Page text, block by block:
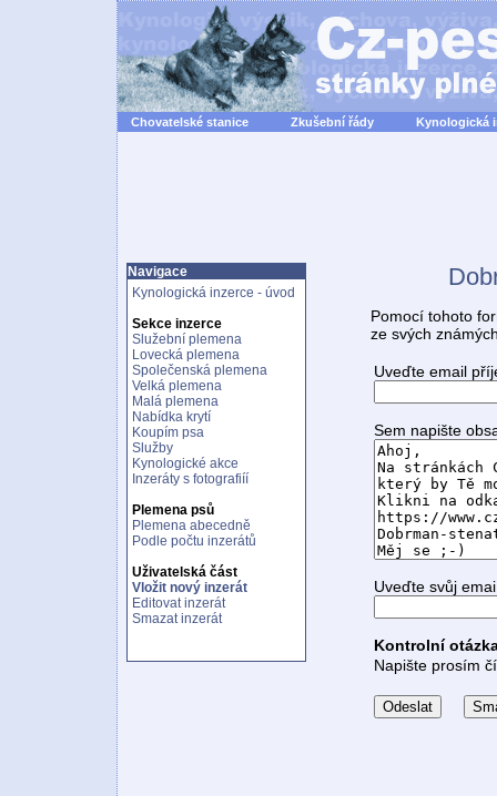
Chovatelské stanice Zkušební řády Kynologická
Navigace
Kynologická inzerce - úvod
Sekce inzerce
Služební plemena
Lovecká plemena
Společenská plemena
Velká plemena
Malá plemena
Nabídka krytí
Koupím psa
Služby
Kynologické akce
Inzeráty s fotografiíí
Plemena psů
Plemena abecedně
Podle počtu inzerátů
Uživatelská část
Vložit nový inzerát
Editovat inzerát
Smazat inzerát
Pomocí tohoto
ze svých
Uveďte email
Sem napište
Uveďte svůj
Kontrolní
Napište prosím